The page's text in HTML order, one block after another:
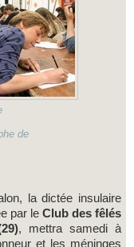
de
la dictée insulaire
par le Club des fêlés
, mettra samedi à
et les méninges